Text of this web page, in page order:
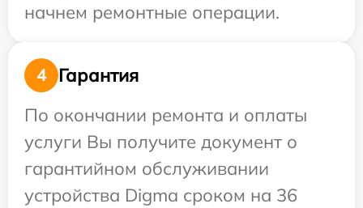
начнем ремонтные операции.
4
Гарантия
По окончании ремонта и оплаты
услуги Вы получите документ о
гарантийном обслуживании
устройства Digma сроком на 36